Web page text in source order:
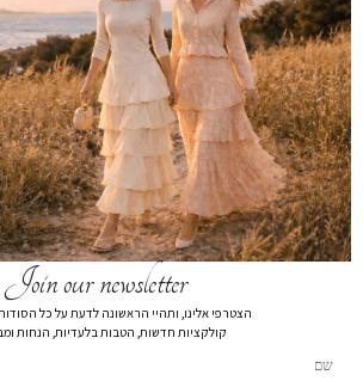
חולצת ריב שחור פסים לבן
₪159
₪79
צבע
מידה
XL
הרכב בד:
Join our newsletter
הצטרפי אלינו, ותהיי הראשונה לדעת על כל
קולקציות חדשות, הטבות בלעדיות, הנחות